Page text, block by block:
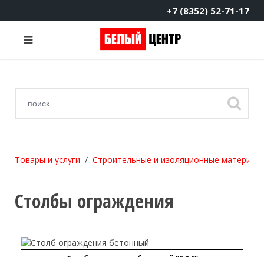
+7 (8352) 52-71-17
Товары и услуги Строительные и изоляционные
Столбы ограждения